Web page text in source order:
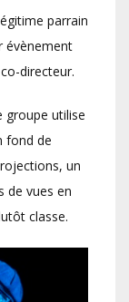
parrain
évènement
directeur.
groupe utilise
fond de
un
de vues en
classe.